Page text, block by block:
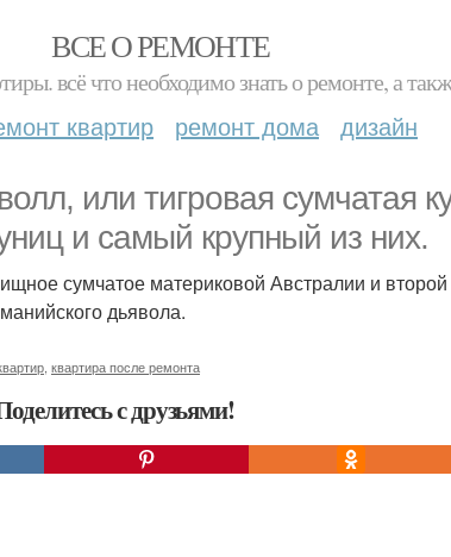
ВСЕ О РЕМОНТЕ
всё что необходимо знать о ремонте, а
квартир ремонт дома дизайн
или тигровая сумчатая
и самый крупный из них.
сумчатое материковой Австралии и
дьявола.
квартира после ремонта
с друзьями!